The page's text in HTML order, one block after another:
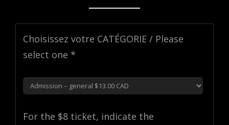
Choisissez votre CATÉGORIE / Please
select one *
For the $8 ticket, indicate the